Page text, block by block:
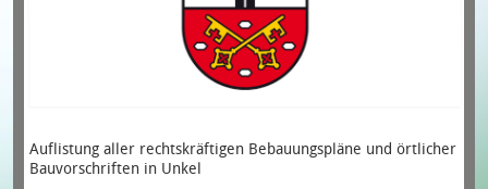
Auflistung aller rechtskräftigen Bebauungspläne und örtlicher
Bauvorschriften in Unkel